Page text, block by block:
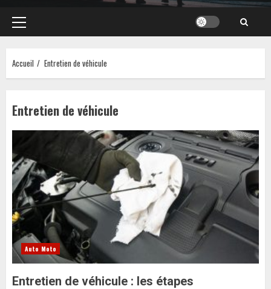
Menu
principal
Accueil Entretien de véhicule
Entretien de véhicule
Auto Moto
Entretien de véhicule : les étapes